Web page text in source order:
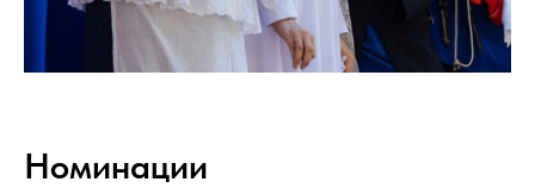
Номинации